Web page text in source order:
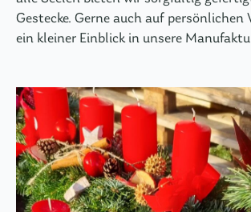
Gestecke. Gerne auch auf persönlichen
ein kleiner Einblick in unsere